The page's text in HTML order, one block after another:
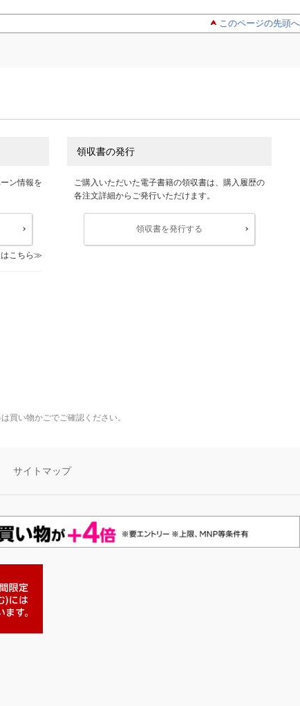
このページの先頭へ
ン情報を
こちら
領収書の発行
ご購入いただいた電子書籍の領収書は、購入履歴の
各注文詳細からご発行いただけます。
領収書を発行する
買い物かごでご確認ください。
サイトマップ